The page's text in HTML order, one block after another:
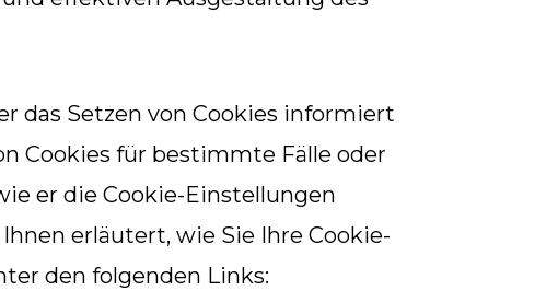
das Setzen von Cookies informiert
Cookies für bestimmte Fälle oder
er die Cookie-Einstellungen
erläutert, wie Sie Ihre Cookie-
den folgenden Links: